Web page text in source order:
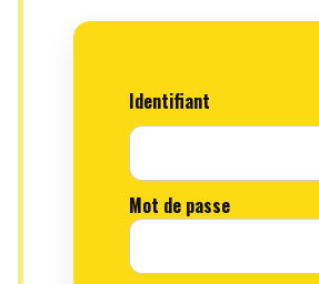
Identifiant
Mot de passe